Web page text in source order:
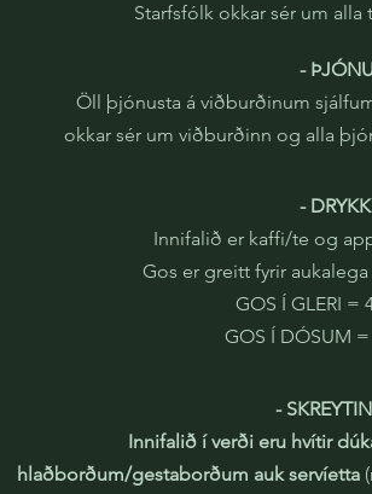
Starfsfólk okkar sér um
-
Öll þjónusta á viðburðinum
okkar sér um viðburðinn og alla
-
Innifalið er kaffi/te og
Gos er greitt fyrir
GOS Í GLERI =
GOS Í DÓSUM =
-
Innifalið í verði eru hvítir
hlaðborðum/gestaborðum auk servíetta